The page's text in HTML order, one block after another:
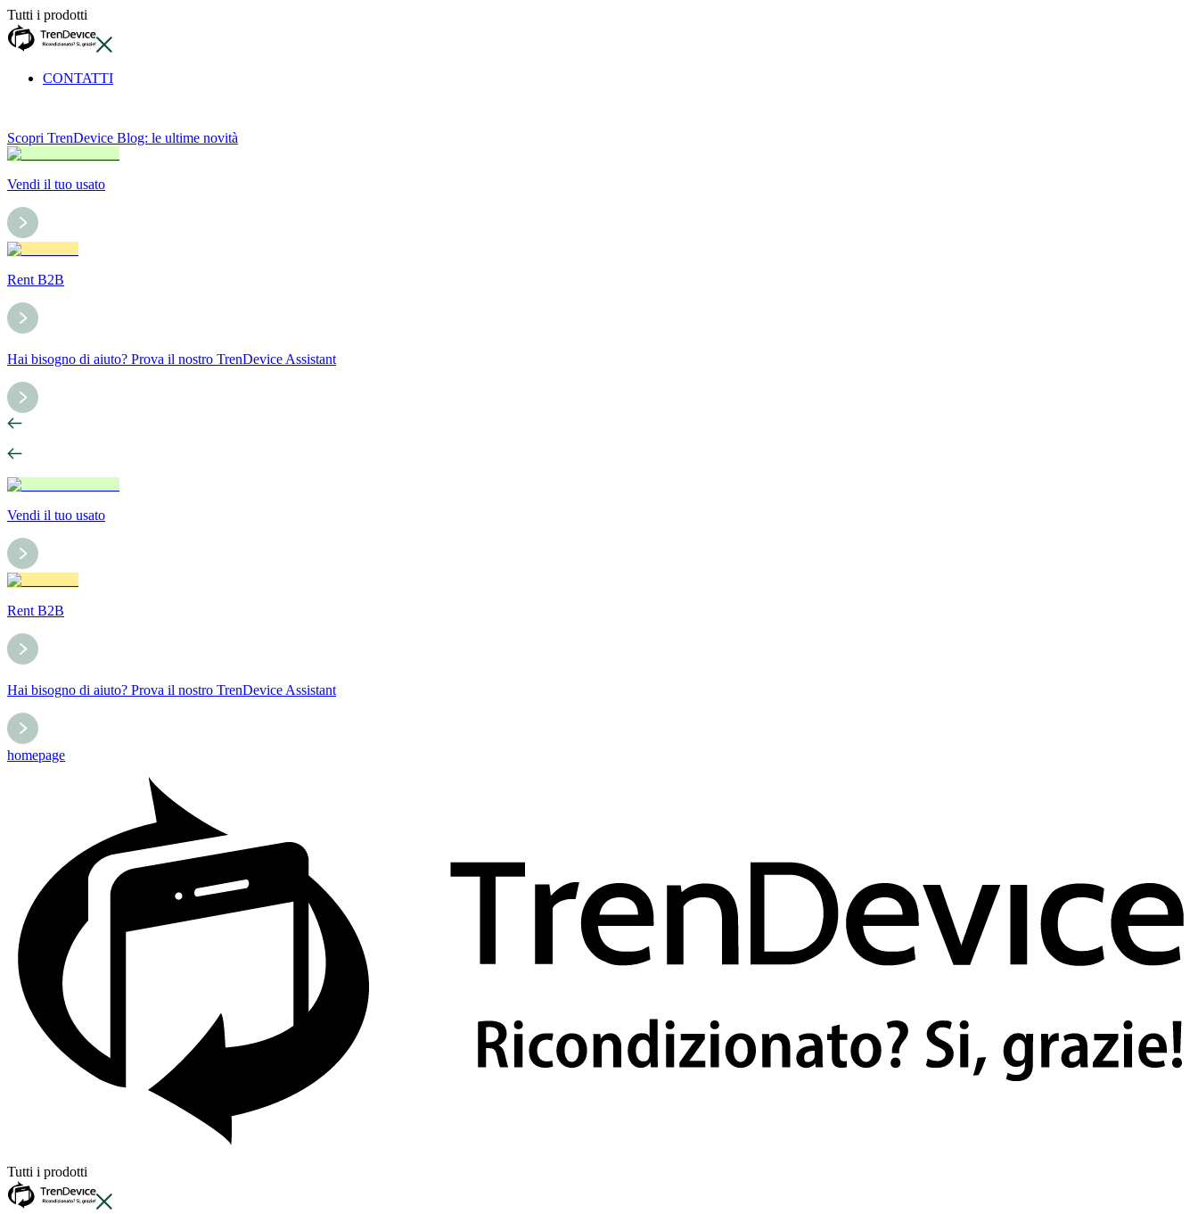
Tutti i prodotti
CONTATTI
Scopri TrenDevice Blog: le ultime novità
Vendi il tuo usato
Rent B2B
Hai bisogno di aiuto? Prova il nostro TrenDevice Assistant
Vendi il tuo usato
Rent B2B
Hai bisogno di aiuto? Prova il nostro TrenDevice Assistant
homepage
Tutti i prodotti